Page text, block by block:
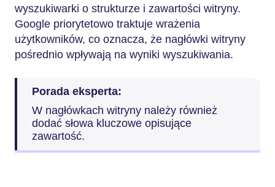
wyszukiwarki o strukturze i zawartości witryny.
Google priorytetowo traktuje wrażenia
użytkowników, co oznacza, że nagłówki witryny
pośrednio wpływają na wyniki wyszukiwania.
Porada eksperta:
W nagłówkach witryny należy również
dodać słowa kluczowe opisujące
zawartość.